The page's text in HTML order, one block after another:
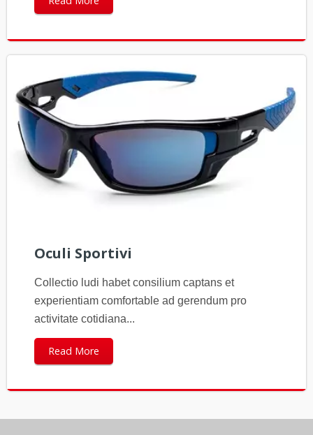
Oculi Sportivi
Collectio ludi habet consilium captans et
experientiam comfortable ad gerendum pro
activitate cotidiana...
Read More